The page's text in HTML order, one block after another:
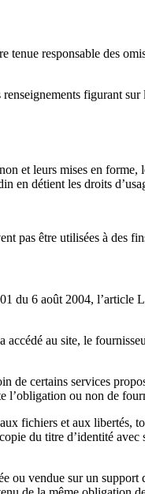
responsable des
figurant
et leurs mises en
en détient les droits
pas être utilisées à des
du 6 août 2004,
au site, le
de certains services
l’obligation ou non de
fichiers et aux libertés,
du titre d’identité
ou vendue sur un